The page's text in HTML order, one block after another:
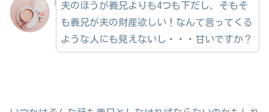
夫のほうが義兄よりも4つも下だし、そもそ
も義兄が夫の財産欲しい！なんて言ってくる
ような人にも見えないし・・・甘いですか？